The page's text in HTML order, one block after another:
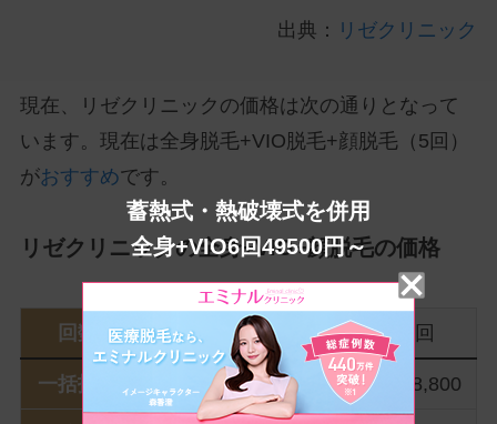
出典： リゼクリニック
現在、リゼクリニックの価格は次の通りとなって
います。現在は全身脱毛+VIO脱毛+顔脱毛（5回）
がおすすめです。
リゼクリニックの全身+VIO+顔脱毛の価格
回数 5回 7回 9回
一括払い ¥144,800 ¥199,800 ¥248,800
蓄熱式・熱破壊式を併用
全身+VIO6回49500円～